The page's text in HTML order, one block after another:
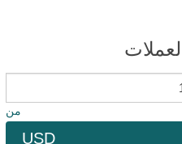
من
USD